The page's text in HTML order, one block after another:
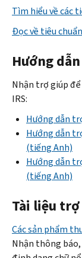
Tìm hiểu về các
Đọc về tiêu
Hướng
Nhận trợ giúp để
IRS:
Hướng dẫn
Hướng dẫn
(tiếng Anh)
Hướng dẫn
(tiếng Anh)
Tài liệu
Các sản phẩm
Nhận thông báo,